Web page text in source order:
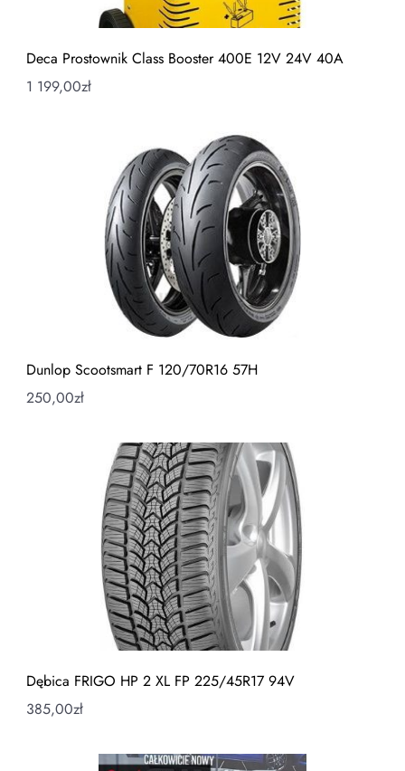
Deca Prostownik Class Booster 400E 12V 24V 40A
1 199,00zł
Dunlop Scootsmart F 120/70R16 57H
250,00zł
Dębica FRIGO HP 2 XL FP 225/45R17 94V
385,00zł